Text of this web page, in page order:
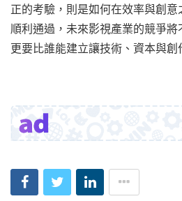
正的考驗，則是如何在效率與創
順利通過，未來影視產業的競爭將
更要比誰能建立讓技術、資本與創